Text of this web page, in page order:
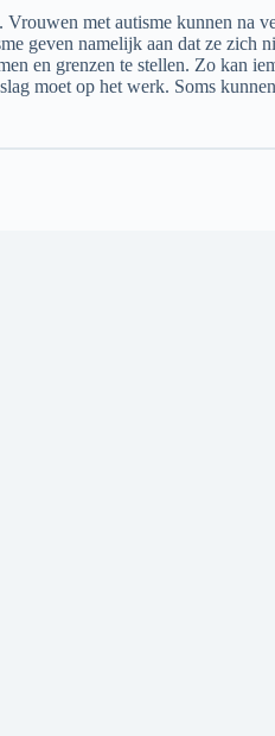
met autisme kunnen
geven namelijk aan dat ze
en grenzen te stellen. Zo kan
moet op het werk. Soms